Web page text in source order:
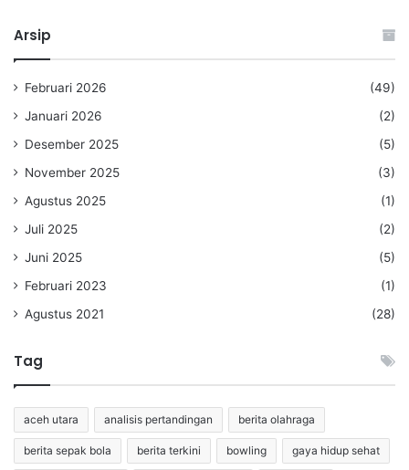
Arsip
Februari 2026
(49)
Januari 2026
(2)
Desember 2025
(5)
November 2025
(3)
Agustus 2025
(1)
Juli 2025
(2)
Juni 2025
(5)
Februari 2023
(1)
Agustus 2021
(28)
Tag
aceh utara analisis pertandingan berita olahraga
berita sepak bola berita terkini bowling gaya hidup sehat